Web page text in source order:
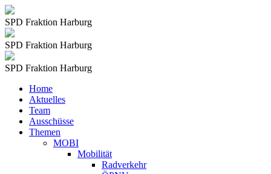
SPD Fraktion Harburg
SPD Fraktion Harburg
SPD Fraktion Harburg
Home
Aktuelles
Team
Ausschüsse
Themen
MOBI
Mobilität
Radverkehr